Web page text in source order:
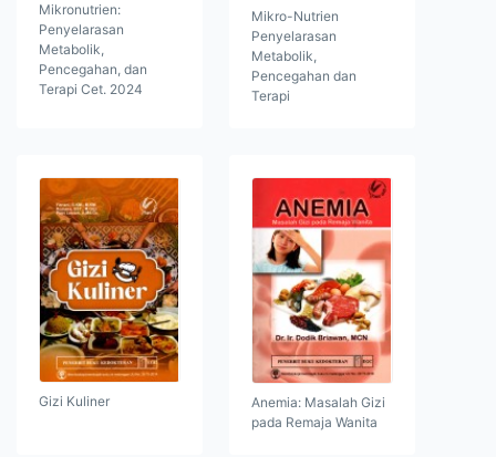
Mikronutrien:
Penyelarasan
Metabolik,
Pencegahan, dan
Terapi Cet. 2024
Mikro-Nutrien
Penyelarasan
Metabolik,
Pencegahan dan
Terapi
Gizi Kuliner
Anemia: Masalah Gizi
pada Remaja Wanita